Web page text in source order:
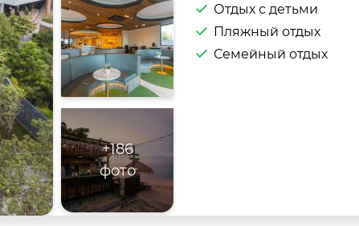
+186
фото
Отдых с детьми
Пляжный отдых
Семейный отдых